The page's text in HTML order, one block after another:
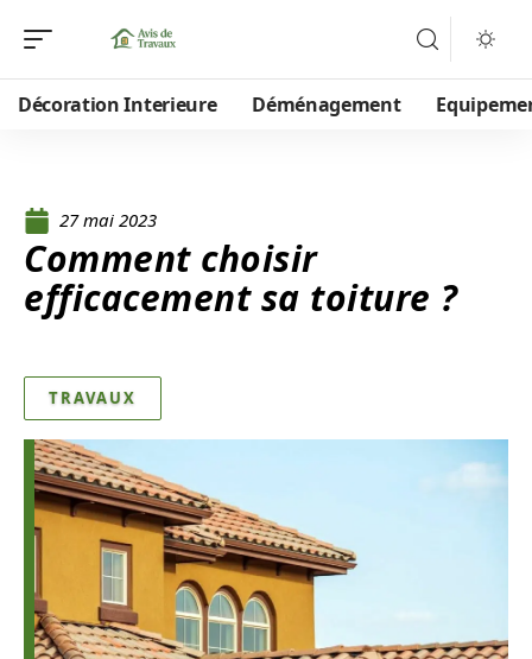
Décoration Interieure Déménagement
27 mai 2023
Comment choisir
efficacement sa toiture ?
TRAVAUX